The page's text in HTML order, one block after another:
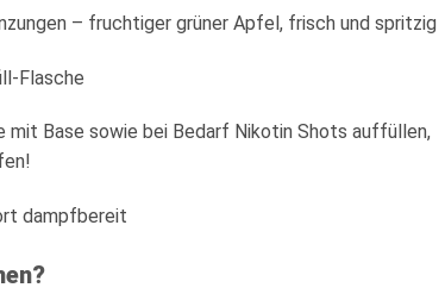
– fruchtiger grüner Apfel, frisch und spritzig
Flasche
mit Base sowie bei Bedarf Nikotin Shots auffüllen,
dampfbereit